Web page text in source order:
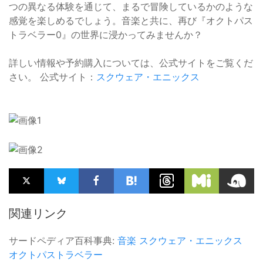
つの異なる体験を通じて、まるで冒険しているかのような
感覚を楽しめるでしょう。音楽と共に、再び『オクトパス
トラベラー0』の世界に浸かってみませんか？
詳しい情報や予約購入については、公式サイトをご覧くだ
さい。 公式サイト： スクウェア・エニックス
関連リンク
サードペディア百科事典: 音楽 スクウェア・エニックス
オクトパストラベラー